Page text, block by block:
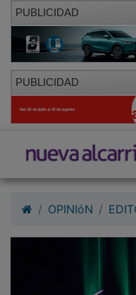
PUBLICIDAD
PUBLICIDAD
OPINIóN